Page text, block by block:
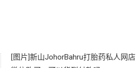
[图片]新山JohorBahru打胎药私人网店